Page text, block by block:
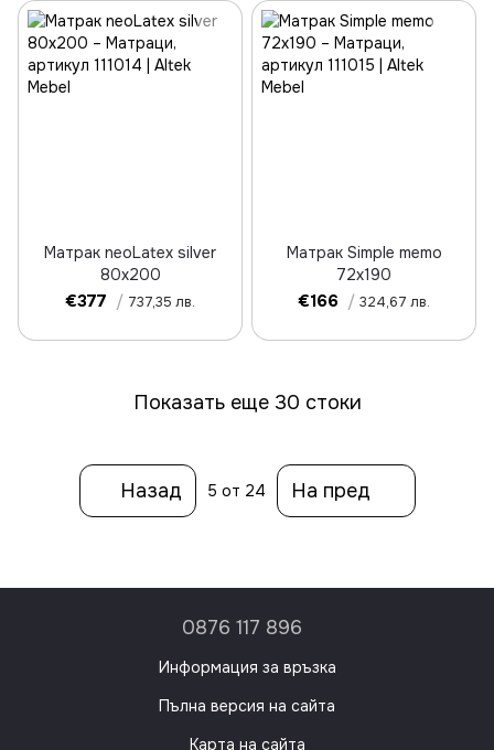
Матрак neoLatex silver
80x200
€377 / 737,35 лв.
Матрак Simple memo
72x190
€166 / 324,67 лв.
Показать еще 30 стоки
Назад 5 от 24 На пред
0876 117 896
Информация за връзка
Пълна версия на сайта
Карта на сайта